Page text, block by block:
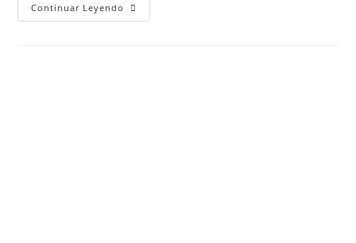
Continuar Leyendo